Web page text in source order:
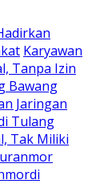
Karyawan
Tanpa Izin
Bawang
Jaringan
Tulang
Tak Miliki